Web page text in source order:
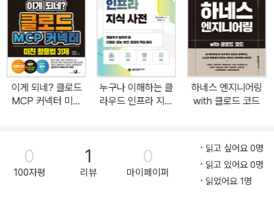
고, 거기에 요청 - 응답 모델을 정의하고, 로그인, 사용자 인증까지 프
로젝트에 기능을 추가하며 점진적으로 완성합니다. 책을 따라가다 보
면 프로젝트를 어떻게 구성하고, 세부 코드는 어떻게 작성해야 하는
지 알 수 있습니다. 이 책을 통해 FastAPI 기초를 배웠을 뿐 아니라
실제 서비스의 구조를 이해하고 원하는 서비스를 만들 수 있다는 자
신감도 얻었습니다. _김동우 이 책은 FastAPI 문법만 설명하는 데서
습니다. 백엔드를 처음 접하면 이론과 실습이 따로 노는 느낌이 들기
쉬운데, 이 책은 이걸 왜 배우는지, 실제 개발에서 어떻게 이어지는지
가 자연스럽게 보였습니다. 덕분에 FastAPI를 왜 많이 쓰는지, 어떤
이게 되네? 클로드
MCP 커넥터 미친
누구나 이해하는 클
라우드 인프라 지식
하네스 엔지니어링
with 클로드 코드
0
100자평
1
리뷰
0
마이페이퍼
읽고 싶어요 0명
읽고 있어요 0명
읽었어요 1명